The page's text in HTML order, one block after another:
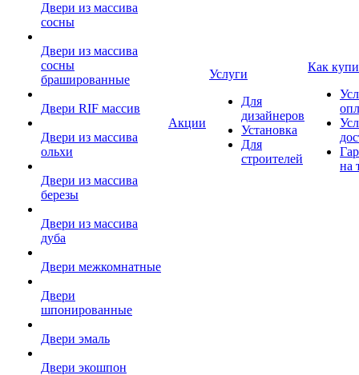
Двери из массива
сосны
Двери из массива
сосны
брашированные
Двери RIF массив
Двери из массива
ольхи
Двери из массива
березы
Двери из массива
дуба
Двери межкомнатные
Двери
шпонированные
Двери эмаль
Двери экошпон
Акции
Услуги
Для
дизайнеров
Установка
Для
строителей
Как
на